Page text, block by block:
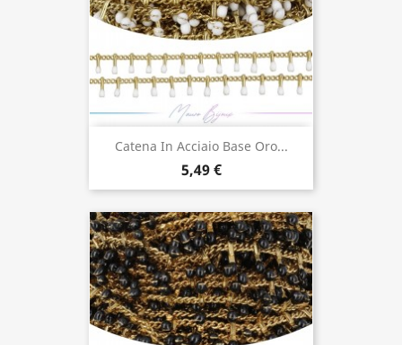
Catena In Acciaio Base Oro...
5,49 €